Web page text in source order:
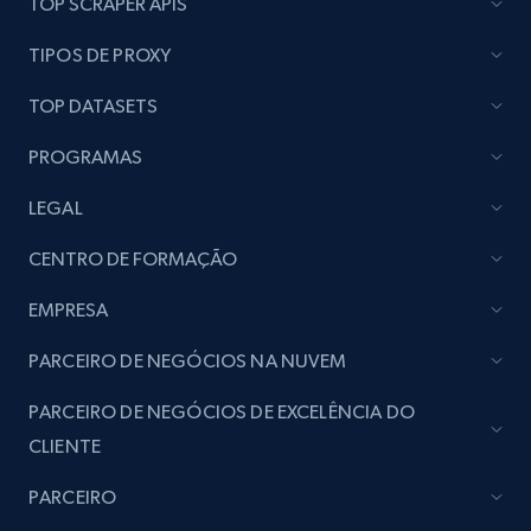
seller URL
URL, Title, Rating, Reviews, Initial price, Final
Lazada - Products - Discover products by
URL, Title, Rating, Reviews, Initial price, Final
price, Currency, Stock, and more.
991+ 165+ Comece agora
TIPOS DE PROXY
TOP DATASETS
PROGRAMAS
LEGAL
CENTRO DE FORMAÇÃO
EMPRESA
PARCEIRO DE NEGÓCIOS NA NUVEM
PARCEIRO DE NEGÓCIOS DE EXCELÊNCIA DO
CLIENTE
PARCEIRO